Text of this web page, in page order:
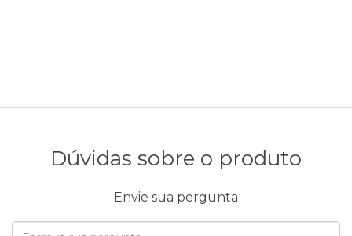
Dúvidas sobre o produto
Envie sua pergunta